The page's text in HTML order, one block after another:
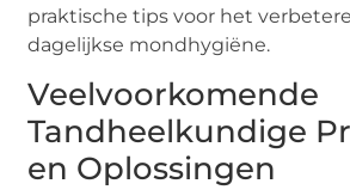
praktische tips voor het
dagelijkse mondhygiëne.
Veelvoorkomende
Tandheelkundige
en Oplossingen